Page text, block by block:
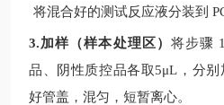
将混合好的测试反应液分装到
3.加样（样本处理区） 将步骤
品、阴性质控品各取5μL ，分
好管盖，混匀，短暂离心。